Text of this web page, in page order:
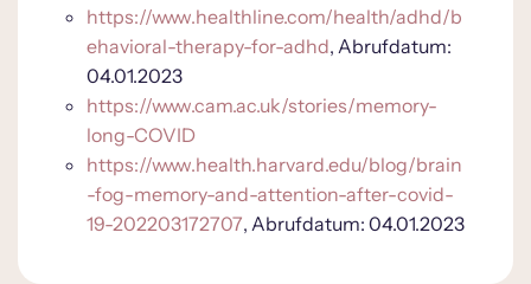
https://www.healthline.com/health/adhd/b
ehavioral-therapy-for-adhd, Abrufdatum:
04.01.2023
https://www.cam.ac.uk/stories/memory-
long-COVID
https://www.health.harvard.edu/blog/brain
-fog-memory-and-attention-after-covid-
19-202203172707, Abrufdatum: 04.01.2023